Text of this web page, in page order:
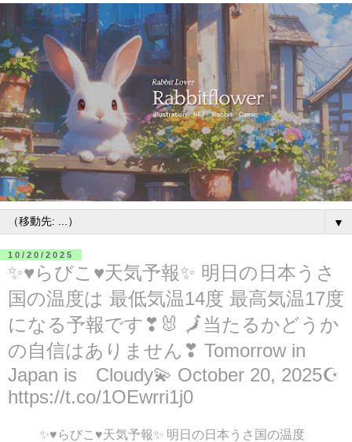
▼
10/20/2025
✨♥らびこ♥天気予報✨ 明日の日本うさ
国の温度は 最低気温14度 最高気温17度
になる予報です❣🐰 🗾当たるかどうか
の自信はありません❣ Tomorrow in
Japan is Cloudy💫 October 20, 2025☪
https://t.co/1OEwrri1j0
✨♥らびこ♥天気予報✨ 明日の日本うさ国の温度